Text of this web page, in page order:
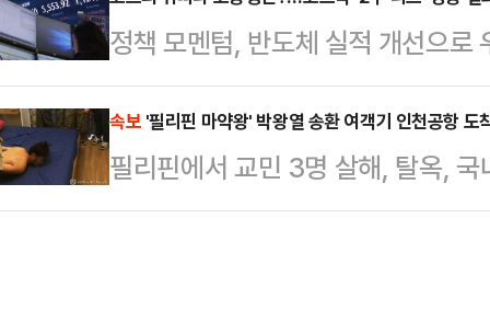
결된 중간 통로가 선천적으로 좁거
보다 여성들에…
확산될 수 있다는 지적이다.25일
아파트를 보유한 임대사업자에 대
력하게 검토 중이다.금융당국은 임
약 1만가구가 연내 만기를 맞는 것
해당 물량이 시장에 매…
정책 모멘텀, 반도체 실적 개선으로
닥이 가파른 상승 곡선을 그릴 거란
성화 일환으로 '2부 리그' 도입을 예
이 중요해졌다는 평가다.25일 한국
닥 지수는 지난해 연초 대비 각각
속보 '필리핀 마약왕' 박왕열 송환 여객기 인천공항 도
필리핀에서 교민 3명 살해, 탈옥,
불린 박왕열(48)을 태운 송환 여객